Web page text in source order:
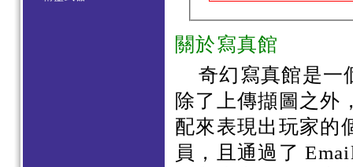
關於寫真館
奇幻寫真館是一
除了上傳擷圖之外
配來表現出玩家的
員，且通過了